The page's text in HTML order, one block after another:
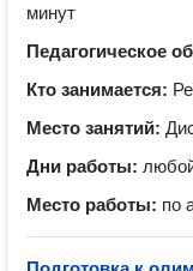
минут
Педагогическое
Кто занимается:
Место занятий:
Дни работы:
Место работы: по